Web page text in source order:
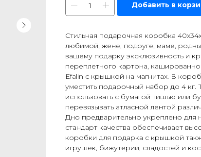
Добавить в
Стильная подарочная коробка
любимой, жене, подруге, маме,
вашему подарку эксклюзивность и
переплетного картона,
Efalin с крышкой на магнитах. В
уместить подарочный набор до 4 кг.
использовать с бумагой тишью или
перевязывать атласной лентой
Дно предварительно укреплено для
стандарт качества обеспечивает
коробки для подарка с крышкой
игрушек, бижутерии, сладостей и